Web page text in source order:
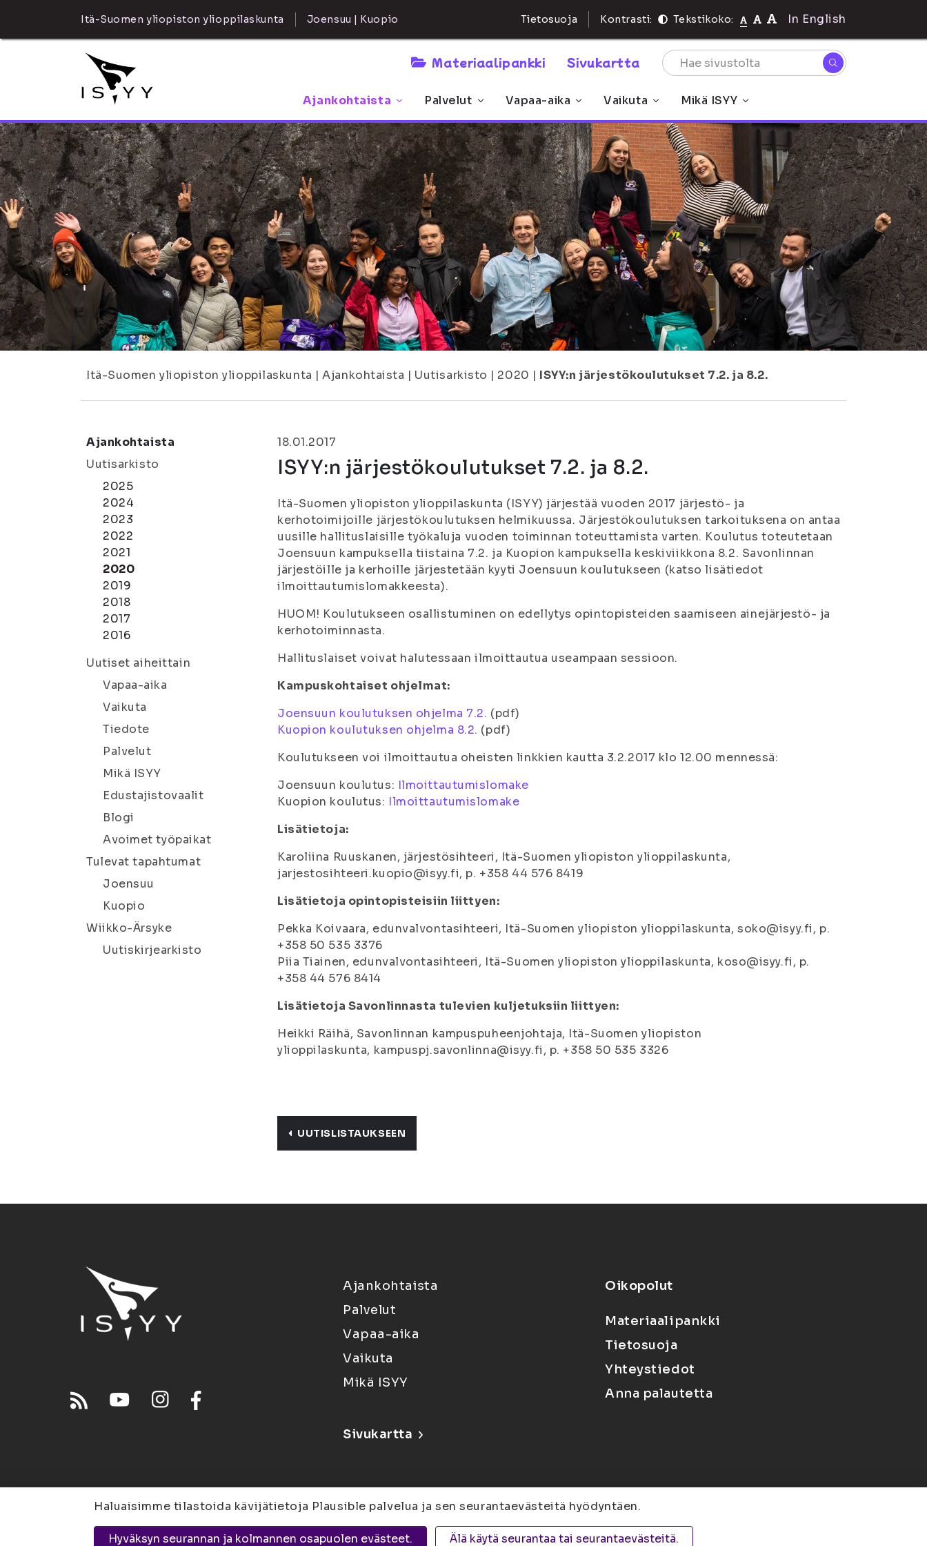
Itä-Suomen yliopiston ylioppilaskunta Joensuu | Kuopio Tietosuoja Kontrasti: Tekstikoko: In English
Materiaalipankki Sivukartta
Ajankohtaista Palvelut Vapaa-aika Vaikuta Mikä ISYY
Itä-Suomen yliopiston ylioppilaskunta | Ajankohtaista | Uutisarkisto | 2020 | ISYY:n järjestökoulutukset 7.2. ja 8.2.
Ajankohtaista
Uutisarkisto
2025
2024
2023
2022
2021
2020
2019
2018
2017
2016
Uutiset aiheittain
Vapaa-aika
Vaikuta
Tiedote
Palvelut
Mikä ISYY
Edustajistovaalit
Blogi
Avoimet työpaikat
Tulevat tapahtumat
Joensuu
Kuopio
Wiikko-Ärsyke
Uutiskirjearkisto
18.01.2017
ISYY:n järjestökoulutukset 7.2. ja 8.2.
Itä-Suomen yliopiston ylioppilaskunta (ISYY) järjestää vuoden 2017 järjestö- ja
kerhotoimijoille järjestökoulutuksen helmikuussa. Järjestökoulutuksen tarkoituksena on antaa
uusille hallituslaisille työkaluja vuoden toiminnan toteuttamista varten. Koulutus toteutetaan
Joensuun kampuksella tiistaina 7.2. ja Kuopion kampuksella keskiviikkona 8.2. Savonlinnan
järjestöille ja kerhoille järjestetään kyyti Joensuun koulutukseen (katso lisätiedot
ilmoittautumislomakkeesta).
HUOM! Koulutukseen osallistuminen on edellytys opintopisteiden saamiseen ainejärjestö- ja
kerhotoiminnasta.
Hallituslaiset voivat halutessaan ilmoittautua useampaan sessioon.
Kampuskohtaiset ohjelmat:
Joensuun koulutuksen ohjelma 7.2. (pdf)
Kuopion koulutuksen ohjelma 8.2. (pdf)
Koulutukseen voi ilmoittautua oheisten linkkien kautta 3.2.2017 klo 12.00 mennessä:
Joensuun koulutus: Ilmoittautumislomake
Kuopion koulutus: Ilmoittautumislomake
Lisätietoja:
Karoliina Ruuskanen, järjestösihteeri, Itä-Suomen yliopiston ylioppilaskunta,
jarjestosihteeri.kuopio@isyy.fi, p. +358 44 576 8419
Lisätietoja opintopisteisiin liittyen:
Pekka Koivaara, edunvalvontasihteeri, Itä-Suomen yliopiston ylioppilaskunta, soko@isyy.fi, p.
+358 50 535 3376
Piia Tiainen, edunvalvontasihteeri, Itä-Suomen yliopiston ylioppilaskunta, koso@isyy.fi, p.
+358 44 576 8414
Lisätietoja Savonlinnasta tulevien kuljetuksiin liittyen:
Heikki Räihä, Savonlinnan kampuspuheenjohtaja, Itä-Suomen yliopiston
ylioppilaskunta, kampuspj.savonlinna@isyy.fi, p. +358 50 535 3326
UUTISLISTAUKSEEN
Ajankohtaista
Palvelut
Vapaa-aika
Vaikuta
Mikä ISYY
Sivukartta
Oikopolut
Materiaalipankki
Tietosuoja
Yhteystiedot
Anna palautetta
Joensuu Suvantokatu 6, 80100 Joensuu | KuopioYliopistonranta 15, PL 1627, 70211 Kuopio
Haluaisimme tilastoida kävijätietoja Plausible palvelua ja sen seurantaevästeitä hyödyntäen.
Hyväksyn seurannan ja kolmannen osapuolen evästeet. Älä käytä seurantaa tai seurantaevästeitä.